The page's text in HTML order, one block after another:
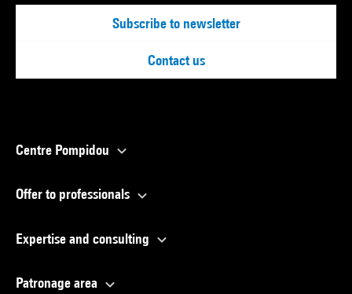
Subscribe to newsletter
Contact us
Centre Pompidou
Offer to professionals
Expertise and consulting
Patronage area